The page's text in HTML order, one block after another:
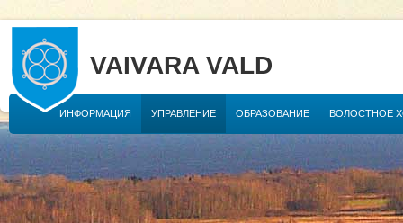
VAIVARA VALD
ИНФОРМАЦИЯ УПРАВЛЕНИЕ ОБРАЗОВАНИЕ ВОЛОСТНОЕ